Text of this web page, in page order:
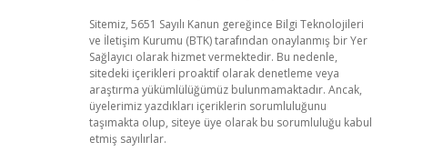
Sitemiz, 5651 Sayılı Kanun gereğince Bilgi Teknolojileri
ve İletişim Kurumu (BTK) tarafından onaylanmış bir Yer
Sağlayıcı olarak hizmet vermektedir. Bu nedenle,
sitedeki içerikleri proaktif olarak denetleme veya
araştırma yükümlülüğümüz bulunmamaktadır. Ancak,
üyelerimiz yazdıkları içeriklerin sorumluluğunu
taşımakta olup, siteye üye olarak bu sorumluluğu kabul
etmiş sayılırlar.